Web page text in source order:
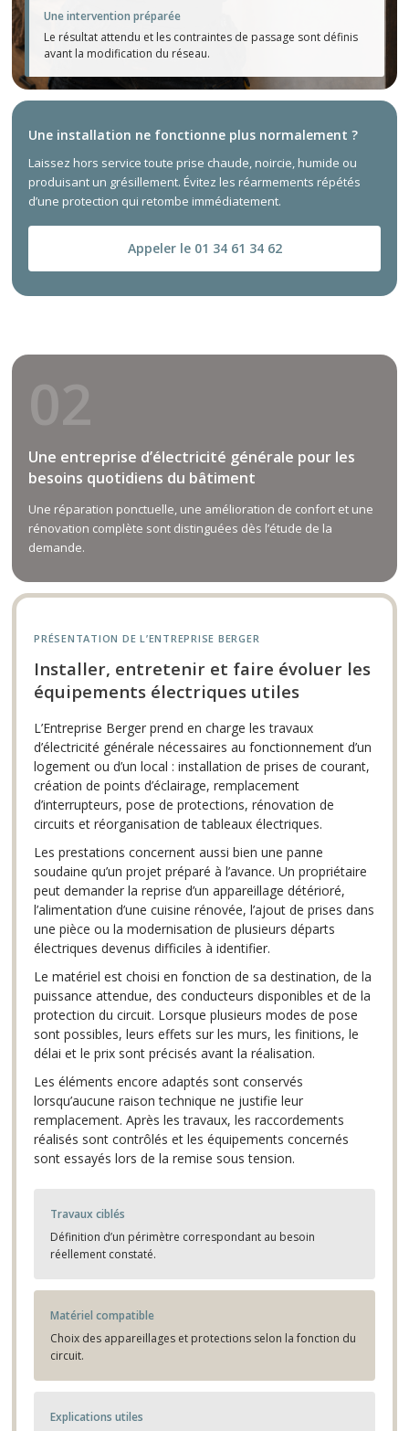
Une intervention préparée
Le résultat attendu et les contraintes de passage sont définis
avant la modification du réseau.
Une installation ne fonctionne plus normalement ?
Laissez hors service toute prise chaude, noircie, humide ou
produisant un grésillement. Évitez les réarmements répétés
d’une protection qui retombe immédiatement.
Appeler le 01 34 61 34 62
Une entreprise d’électricité générale pour les
besoins quotidiens du bâtiment
Une réparation ponctuelle, une amélioration de confort et une
rénovation complète sont distinguées dès l’étude de la
demande.
PRÉSENTATION DE L’ENTREPRISE BERGER
Installer, entretenir et faire évoluer les
équipements électriques utiles
L’Entreprise Berger prend en charge les travaux
d’électricité générale nécessaires au fonctionnement d’un
logement ou d’un local : installation de prises de courant,
création de points d’éclairage, remplacement
d’interrupteurs, pose de protections, rénovation de
circuits et réorganisation de tableaux électriques.
Les prestations concernent aussi bien une panne
soudaine qu’un projet préparé à l’avance. Un propriétaire
peut demander la reprise d’un appareillage détérioré,
l’alimentation d’une cuisine rénovée, l’ajout de prises dans
une pièce ou la modernisation de plusieurs départs
électriques devenus difficiles à identifier.
Le matériel est choisi en fonction de sa destination, de la
puissance attendue, des conducteurs disponibles et de la
protection du circuit. Lorsque plusieurs modes de pose
sont possibles, leurs effets sur les murs, les finitions, le
délai et le prix sont précisés avant la réalisation.
Les éléments encore adaptés sont conservés
lorsqu’aucune raison technique ne justifie leur
remplacement. Après les travaux, les raccordements
réalisés sont contrôlés et les équipements concernés
sont essayés lors de la remise sous tension.
Travaux ciblés
Définition d’un périmètre correspondant au besoin
réellement constaté.
Matériel compatible
Choix des appareillages et protections selon la fonction du
circuit.
Explications utiles